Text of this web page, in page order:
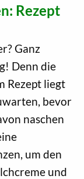
Rezept
Ganz
Denn die
Rezept liegt
bevor
naschen
um den
und